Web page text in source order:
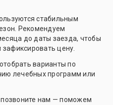
стабильным
Рекомендуем
до даты заезда, чтобы
цену.
варианты по
лечебных программ или
позвоните нам — поможем